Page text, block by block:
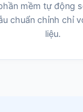
mềm tự động
chuẩn chỉnh chỉ
liệu.